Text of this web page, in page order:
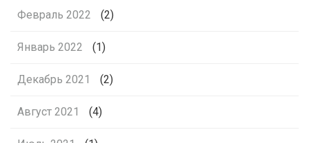
Февраль 2022 (2)
Январь 2022 (1)
Декабрь 2021 (2)
Август 2021 (4)